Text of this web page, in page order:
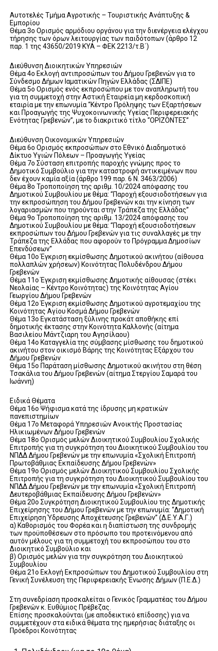
Αυτοτελές Τμήμα Αγροτικής – Τουριστικής Ανάπτυξης &
Εμπορίου
Θέμα 3ο Ορισμός αρμόδιου οργάνου για την διενέργεια ελέγχου
τήρησης των όρων λειτουργίας των παιδότοπων (άρθρο 12
παρ. 1 της 43650/2019 ΚΥΑ – ΦΕΚ 2213/τ.Β΄)
Διεύθυνση Διοικητικών Υπηρεσιών
Θέμα 4ο Εκλογή αντιπροσώπων του Δήμου Γρεβενών για το
Σύνδεσμο Δήμων Ιαματικών Πηγών Ελλάδας (ΣΔΙΠΕ)
Θέμα 5ο Ορισμός ενός εκπροσώπου με τον αναπληρωτή του
για τη συμμετοχή στην Αστική Εταιρεία μη κερδοσκοπική
εταιρία με την επωνυμία “Κέντρο Πρόληψης των Εξαρτήσεων
και Προαγωγής της Ψυχοκοινωνικής Υγείας Περιφερειακής
Ενότητας Γρεβενών”, με το διακριτικό τίτλο “ΟΡΙΖΟΝΤΕΣ”
Διεύθυνση Οικονομικών Υπηρεσιών
Θέμα 6ο Ορισμός εκπροσώπων στο Εθνικό Διαδημοτικό
Δίκτυο Υγιών Πόλεων – Προαγωγής Υγείας
Θέμα 7ο Σύσταση επιτροπής παροχής γνώμης προς το
Δημοτικό Συμβούλιο για την καταστροφή αντικειμένων που
δεν έχουν καμία αξία (άρθρο 199 παρ. 6 Ν. 3463/2006)
Θέμα 8ο Τροποποίηση της αριθμ. 10/2024 απόφασης του
Δημοτικού Συμβουλίου με θέμα: “Παροχή εξουσιοδοτήσεων για
την εκπροσώπηση του Δήμου Γρεβενών και την κίνηση των
λογαριασμών που τηρούνται στην Τράπεζα της Ελλάδας”
Θέμα 9ο Τροποποίηση της αριθμ. 13/2024 απόφασης του
Δημοτικού Συμβουλίου με θέμα: “Παροχή εξουσιοδοτήσεων
εκπροσώπων του Δήμου Γρεβενών για τις συναλλαγές με την
Τράπεζα της Ελλάδας που αφορούν το Πρόγραμμα Δημοσίων
Επενδύσεων”
Θέμα 10ο Έγκριση εκμίσθωσης Δημοτικού ακινήτου (αίθουσα
πολλαπλών χρήσεων) Κοινότητας Πολυδένδρου Δήμου
Γρεβενών
Θέμα 11ο Έγκριση εκμίσθωσης Δημοτικής αίθουσας (στέκι
Νεολαίας – Κέντρο Κοινότητας) της Κοινότητας Αγίου
Γεωργίου Δήμου Γρεβενών
Θέμα 12ο Έγκριση εκμίσθωσης Δημοτικού αγροτεμαχίου της
Κοινότητας Αγίου Κοσμά Δήμου Γρεβενών
Θέμα 13ο Εγκατάσταση ξύλινης προκάτ αποθήκης επί
δημοτικής έκτασης στην Κοινότητα Καλλονής (αίτημα
Βασιλείου Μάντζιαρη του Αγησίλαου)
Θέμα 14ο Καταγγελία της σύμβασης μίσθωσης του δημοτικού
ακινήτου στον οικισμό Βάρης της Κοινότητας Εξάρχου του
Δήμου Γρεβενών
Θέμα 15ο Παράταση μίσθωσης Δημοτικού ακινήτου στη θέση
Τσακάλια του Δήμου Γρεβενών (αίτημα Στεργίου Σαμαρά του
Ιωάννη)
Ειδικά Θέματα
Θέμα 16ο Ψήφισμα κατά της ίδρυσης μη κρατικών
πανεπιστημίων
Θέμα 17ο Μεταφορά Υπηρεσιών Ανοικτής Προστασίας
Ηλικιωμένων Δήμου Γρεβενών
Θέμα 18ο Ορισμός μελών Διοικητικού Συμβουλίου Σχολικής
Επιτροπής για τη συγκρότηση του Διοικητικού Συμβουλίου του
ΝΠΔΔ Δήμου Γρεβενών με την επωνυμία «Σχολική Επιτροπή
Πρωτοβάθμιας Εκπαίδευσης Δήμου Γρεβενών»
Θέμα 19ο Ορισμός μελών Διοικητικού Συμβουλίου Σχολικής
Επιτροπής για τη συγκρότηση του Διοικητικού Συμβουλίου του
ΝΠΔΔ Δήμου Γρεβενών με την επωνυμία «Σχολική Επιτροπή
Δευτεροβάθμιας Εκπαίδευσης Δήμου Γρεβενών»
Θέμα 20ο Συγκρότηση Διοικητικού Συμβουλίου της Δημοτικής
Επιχείρησης του Δήμου Γρεβενών με την επωνυμία: “Δημοτική
Επιχείρηση Ύδρευσης Αποχέτευσης Γρεβενών” (Δ.Ε.Υ.Α.Γ.)
α) Καθορισμός του Φορέα και η διαπίστωση της συνδρομής
των προϋποθέσεων στο πρόσωπο του προτεινόμενου από
αυτόν μέλους για τη συμμετοχή του εκπροσώπου του στο
Διοικητικό Συμβούλιο και
β) Ορισμός μελών για την συγκρότηση του Διοικητικού
Συμβουλίου
Θέμα 21ο Εκλογή Εκπροσώπων του Δημοτικού Συμβουλίου στη
Γενική Συνέλευση της Περιφερειακής Ένωσης Δήμων (Π.Ε.Δ.)
Στη συνεδρίαση προσκαλείται ο Γενικός Γραμματέας του Δήμου
Γρεβενών κ. Ευθύμιος Πρέβεζας.
Επίσης προσκαλούνται (με αποδεικτικό επίδοσης) για να
συμμετέχουν στα ειδικά θέματα της ημερήσιας διάταξης οι
Πρόεδροι Κοινότητας